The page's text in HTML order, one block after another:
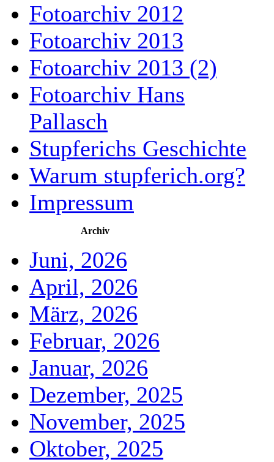
Fotoarchiv 2012
Fotoarchiv 2013
Fotoarchiv 2013 (2)
Fotoarchiv Hans
Pallasch
Stupferichs Geschichte
Warum stupferich.org?
Impressum
Archiv
Juni, 2026
April, 2026
März, 2026
Februar, 2026
Januar, 2026
Dezember, 2025
November, 2025
Oktober, 2025